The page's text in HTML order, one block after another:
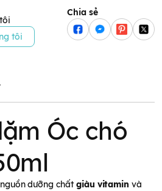
tôi
Chia sẻ
Óc chó
dưỡng chất giàu vitamin và